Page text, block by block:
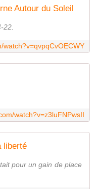
Autour du Soleil
22.
watch?v=qvpqCvOECWY
watch?v=z3luFNPwsII
liberté
pour un gain de place